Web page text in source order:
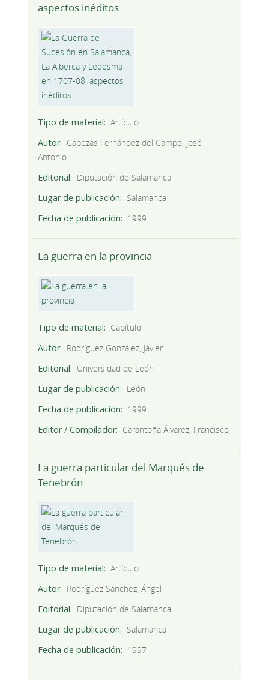
aspectos inéditos
Tipo de material
Artículo
Autor
Cabezas Fernández del Campo, José
Antonio
Editorial
Diputación de Salamanca
Lugar de publicación
Salamanca
Fecha de publicación
1999
La guerra en la provincia
Tipo de material
Capítulo
Autor
Rodríguez González, Javier
Editorial
Universidad de León
Lugar de publicación
León
Fecha de publicación
1999
Editor / Compilador
Carantoña Álvarez, Francisco
La guerra particular del Marqués de
Tenebrón
Tipo de material
Artículo
Autor
Rodríguez Sánchez, Ángel
Editorial
Diputación de Salamanca
Lugar de publicación
Salamanca
Fecha de publicación
1997